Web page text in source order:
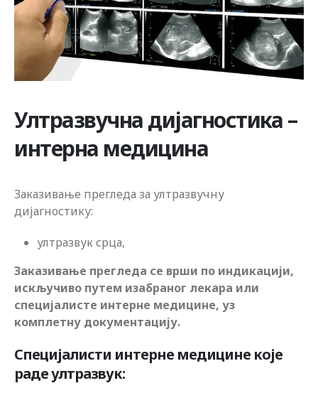
Ултразвучна дијагностика –
интерна медицина
Заказивање прегледа за ултразвучну
дијагностику:
ултразвук срца,
Заказивање прегледа се врши по индикацији,
искључиво путем изабраног лекара или
специјалисте интерне медицине, уз
комплетну документацију.
Специјалисти интерне медицине које
раде ултразвук: